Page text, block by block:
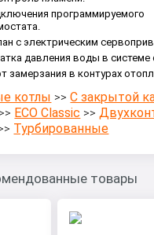
программируемого
с электрическим
давления воды в системе
замерзания в контурах
котлы >>С закрытой
>> ECO Classic >>
Турбированные
товары